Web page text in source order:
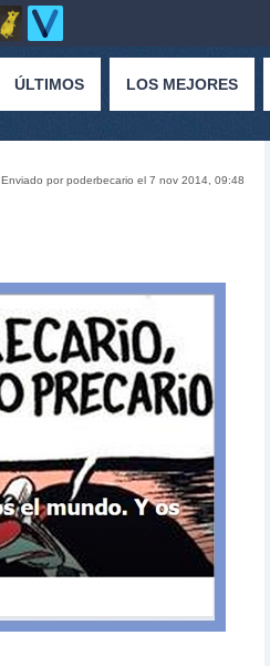
ÚLTIMOS LOS MEJORES
Enviado por poderbecario el 7 nov 2014, 09:48